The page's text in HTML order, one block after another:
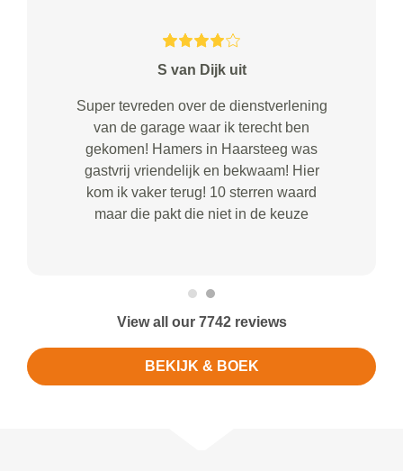
S van Dijk uit
Super tevreden over de dienstverlening
van de garage waar ik terecht ben
gekomen! Hamers in Haarsteeg was
gastvrij vriendelijk en bekwaam! Hier
kom ik vaker terug! 10 sterren waard
maar die pakt die niet in de keuze
View all our 7742 reviews
BEKIJK & BOEK